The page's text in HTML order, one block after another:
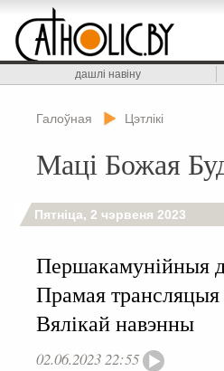
дашлі навіну
Галоўная Цэтлікі
Маці Божая
Пятніца, 2 чэрвеня 2023
Першакамунійныя
Прамая
Вялікай навэнны
02.06.2023 22:55